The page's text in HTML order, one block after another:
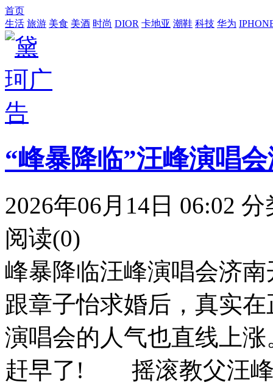
首页
生活 旅游 美食 美酒 时尚 DIOR 卡地亚 潮鞋 科技 华为
“峰暴降临”汪峰演唱
2026年06月14日 06:02 分
阅读(0)
峰暴降临汪峰演唱会济
跟章子怡求婚后，真实
演唱会的人气也直线上
赶早了! 摇滚教父汪峰